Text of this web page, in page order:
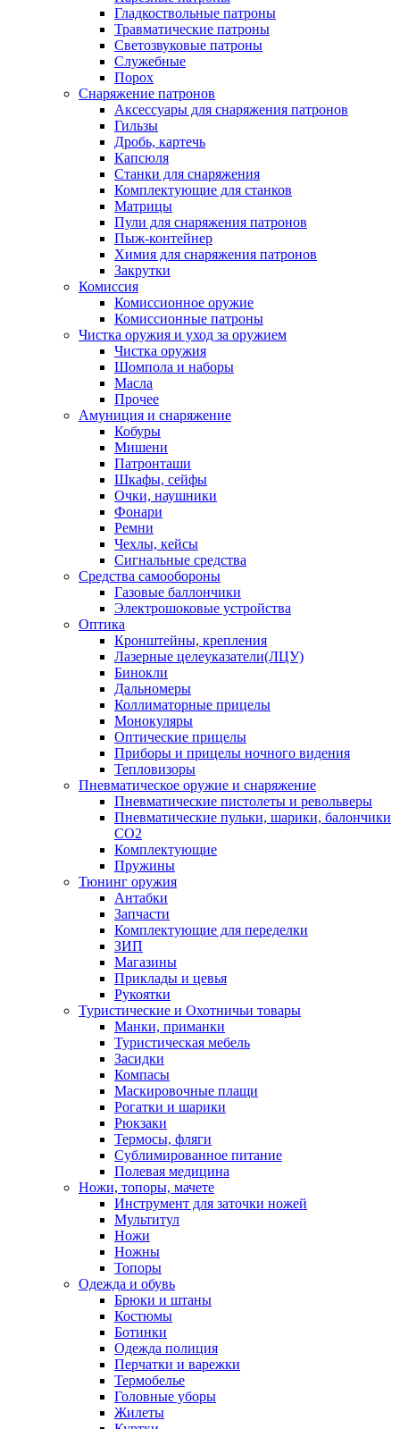
Гладкоствольные патроны
Травматические патроны
Светозвуковые патроны
Служебные
Порох
Снаряжение патронов
Аксессуары для снаряжения патронов
Гильзы
Дробь, картечь
Капсюля
Станки для снаряжения
Комплектующие для станков
Матрицы
Пули для снаряжения патронов
Пыж-контейнер
Химия для снаряжения патронов
Закрутки
Комиссия
Комиссионное оружие
Комиссионные патроны
Чистка оружия и уход за оружием
Чистка оружия
Шомпола и наборы
Масла
Прочее
Амуниция и снаряжение
Кобуры
Мишени
Патронташи
Шкафы, сейфы
Очки, наушники
Фонари
Ремни
Чехлы, кейсы
Сигнальные средства
Средства самообороны
Газовые баллончики
Электрошоковые устройства
Оптика
Кронштейны, крепления
Лазерные целеуказатели(ЛЦУ)
Бинокли
Дальномеры
Коллиматорные прицелы
Монокуляры
Оптические прицелы
Приборы и прицелы ночного видения
Тепловизоры
Пневматическое оружие и снаряжение
Пневматические пистолеты и револьверы
Пневматические пульки, шарики, балончики
CO2
Комплектующие
Пружины
Тюнинг оружия
Антабки
Запчасти
Комплектующие для переделки
ЗИП
Магазины
Приклады и цевья
Рукоятки
Туристические и Охотничьи товары
Манки, приманки
Туристическая мебель
Засидки
Компасы
Маскировочные плащи
Рогатки и шарики
Рюкзаки
Термосы, фляги
Сублимированное питание
Полевая медицина
Ножи, топоры, мачете
Инструмент для заточки ножей
Мультитул
Ножи
Ножны
Топоры
Одежда и обувь
Брюки и штаны
Костюмы
Ботинки
Одежда полиция
Перчатки и варежки
Термобелье
Головные уборы
Жилеты